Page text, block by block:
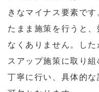
きなマイナス要素で
たまま施策を行うと
なくありません。し
スアップ施策に取り
丁寧に行い、具体的